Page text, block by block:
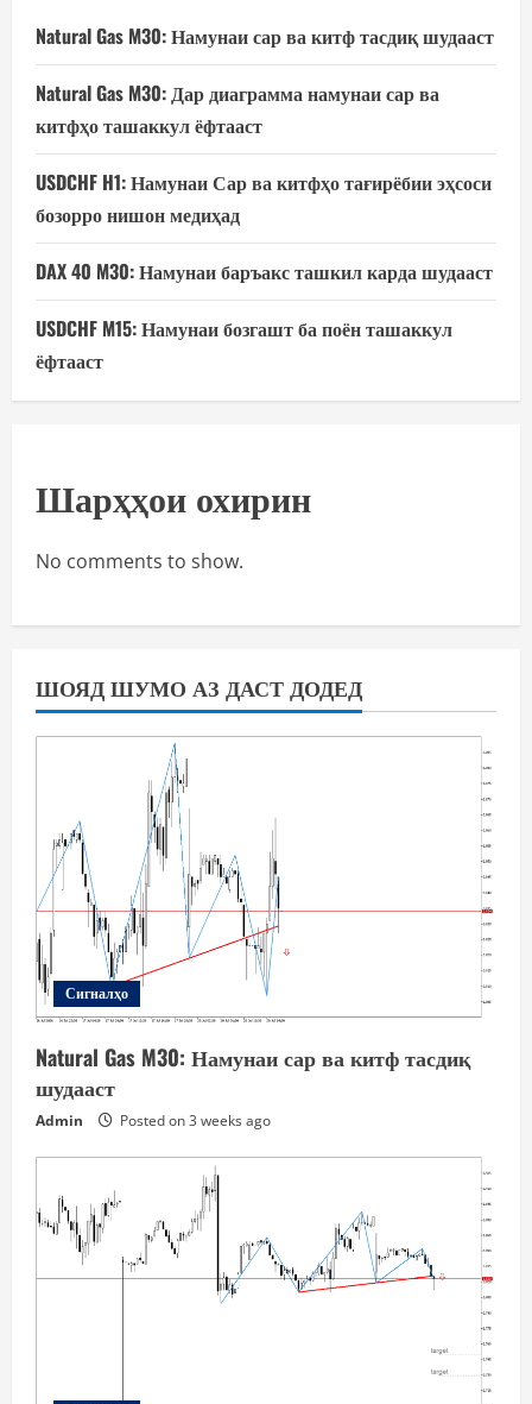
Natural Gas M30: Намунаи сар ва китф тасдиқ шудааст
Natural Gas M30: Дар диаграмма намунаи сар ва
китфҳо ташаккул ёфтааст
USDCHF H1: Намунаи Сар ва китфҳо тағирёбии эҳсоси
бозорро нишон медиҳад
DAX 40 M30: Намунаи баръакс ташкил карда шудааст
USDCHF M15: Намунаи бозгашт ба поён ташаккул
ёфтааст
Шарҳҳои охирин
No comments to show.
ШОЯД ШУМО АЗ ДАСТ ДОДЕД
Сигналҳо
Natural Gas M30: Намунаи сар ва китф тасдиқ
шудааст
Admin Posted on 3 weeks ago